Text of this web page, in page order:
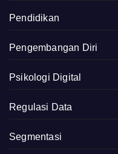
Pendidikan
Pengembangan Diri
Psikologi Digital
Regulasi Data
Segmentasi